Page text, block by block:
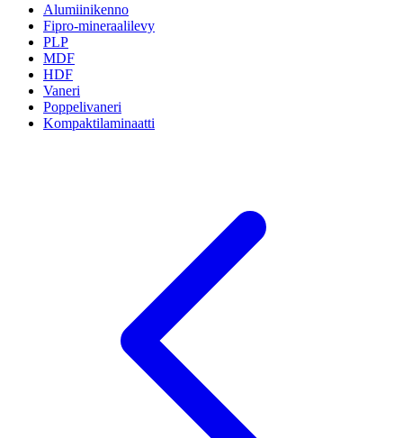
Alumiinikenno
Fipro-mineraalilevy
PLP
MDF
HDF
Vaneri
Poppelivaneri
Kompaktilaminaatti